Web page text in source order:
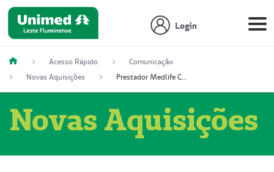
Login
Acesso Rápido
Comunicação
Novas Aquisições
Prestador Medlife Consultas e Diagnósticos (51004334-2)
Novas Aquisições